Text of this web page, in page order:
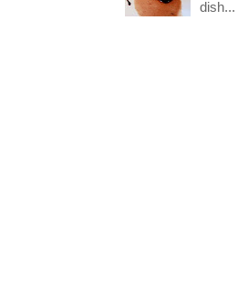
dish...